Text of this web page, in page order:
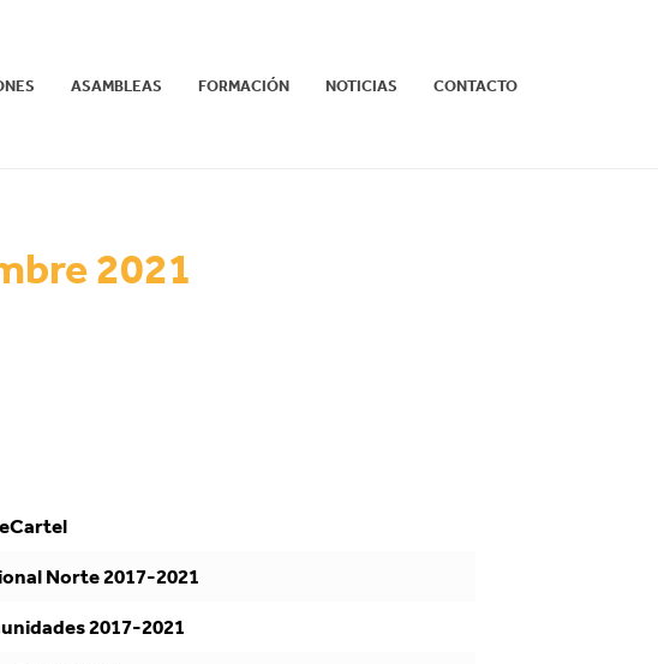
ASAMBLEAS FORMACIÓN NOTICIAS CONTACTO
2021
Norte 2017-2021
2017-2021